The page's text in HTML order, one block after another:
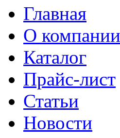
Главная
О компании
Каталог
Прайс-лист
Статьи
Новости